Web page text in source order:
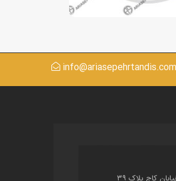
info@ariasepehrtandis.com